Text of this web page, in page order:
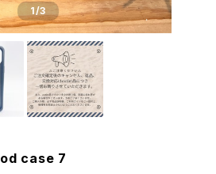
1/3
case 7